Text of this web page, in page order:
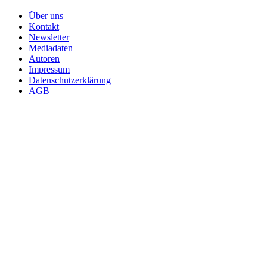
Über uns
Kontakt
Newsletter
Mediadaten
Autoren
Impressum
Datenschutzerklärung
AGB